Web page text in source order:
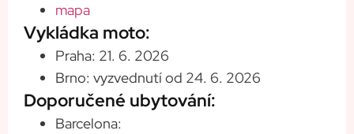
mapa
Vykládka moto:
Praha: 21. 6. 2026
Brno: vyzvednutí od 24. 6. 2026
Doporučené ubytování:
Barcelona: